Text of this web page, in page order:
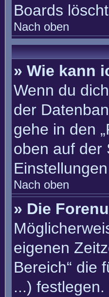
Boards
Nach oben
» Wie kann
Wenn du
der
gehe in den
oben auf der
Nach oben
» Die
eigenen
Bereich“ die
...)